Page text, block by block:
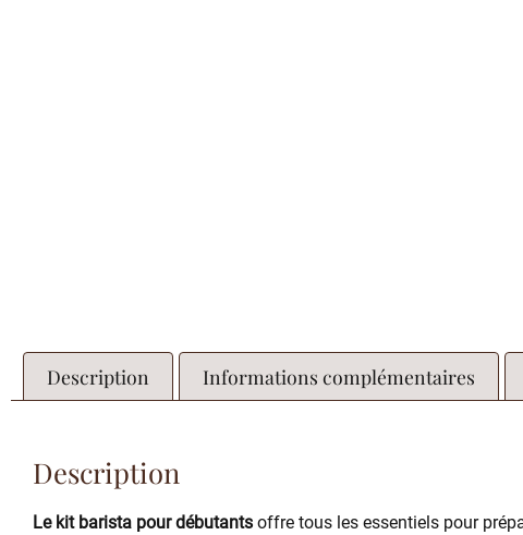
Description Informations complémentaires
Description
Le kit barista pour débutants offre tous les essentiels pour